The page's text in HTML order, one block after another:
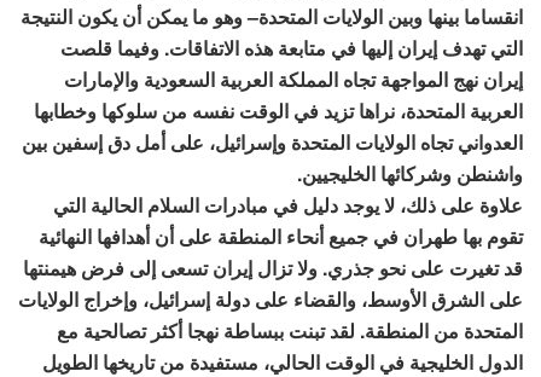
انقساما بينها وبين الولايات المتحدة– وهو ما يمكن أن يكون النتيجة
التي تهدف إيران إليها في متابعة هذه الاتفاقات. وفيما قلصت
إيران نهج المواجهة تجاه المملكة العربية السعودية والإمارات
العربية المتحدة، نراها تزيد في الوقت نفسه من سلوكها وخطابها
العدواني تجاه الولايات المتحدة وإسرائيل، على أمل دق إسفين بين
واشنطن وشركائها الخليجيين.
علاوة على ذلك، لا يوجد دليل في مبادرات السلام الحالية التي
تقوم بها طهران في جميع أنحاء المنطقة على أن أهدافها النهائية
قد تغيرت على نحو جذري. ولا تزال إيران تسعى إلى فرض هيمنتها
على الشرق الأوسط، والقضاء على دولة إسرائيل، وإخراج الولايات
المتحدة من المنطقة. لقد تبنت ببساطة نهجا أكثر تصالحية مع
الدول الخليجية في الوقت الحالي، مستفيدة من تاريخها الطويل